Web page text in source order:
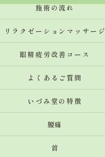
施術の流れ
リラクゼーションマッサージ
眼精疲労改善コース
よくあるご質問
いづみ堂の特徴
腰痛
首